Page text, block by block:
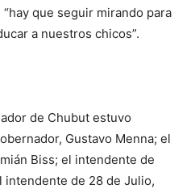
que seguir mirando para
a nuestros chicos”.
de Chubut estuvo
Gustavo Menna; el
Biss; el intendente de
intendente de 28 de Julio,